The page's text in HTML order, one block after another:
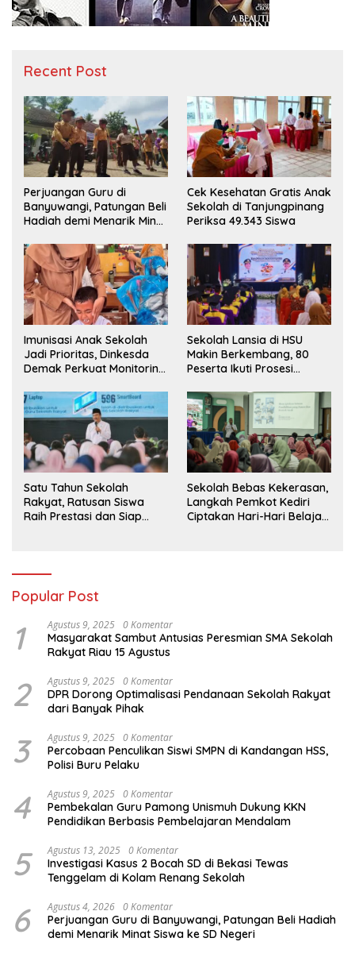
Recent Post
Perjuangan Guru di
Banyuwangi, Patungan Beli
Hadiah demi Menarik Minat
Cek Kesehatan Gratis Anak
Sekolah di Tanjungpinang
Periksa 49.343 Siswa
Imunisasi Anak Sekolah
Jadi Prioritas, Dinkesda
Demak Perkuat Monitoring
Sekolah Lansia di HSU
Makin Berkembang, 80
Peserta Ikuti Prosesi
Satu Tahun Sekolah
Rakyat, Ratusan Siswa
Raih Prestasi dan Siap
Sekolah Bebas Kekerasan,
Langkah Pemkot Kediri
Ciptakan Hari-Hari Belajar
Popular Post
1 Agustus 9, 2025 0 Komentar
Masyarakat Sambut Antusias Peresmian SMA Sekolah
Rakyat Riau 15 Agustus
2 Agustus 9, 2025 0 Komentar
DPR Dorong Optimalisasi Pendanaan Sekolah Rakyat
dari Banyak Pihak
3 Agustus 9, 2025 0 Komentar
Percobaan Penculikan Siswi SMPN di Kandangan HSS,
Polisi Buru Pelaku
4 Agustus 9, 2025 0 Komentar
Pembekalan Guru Pamong Unismuh Dukung KKN
Pendidikan Berbasis Pembelajaran Mendalam
5 Agustus 13, 2025 0 Komentar
Investigasi Kasus 2 Bocah SD di Bekasi Tewas
Tenggelam di Kolam Renang Sekolah
6 Agustus 4, 2026 0 Komentar
Perjuangan Guru di Banyuwangi, Patungan Beli Hadiah
demi Menarik Minat Siswa ke SD Negeri